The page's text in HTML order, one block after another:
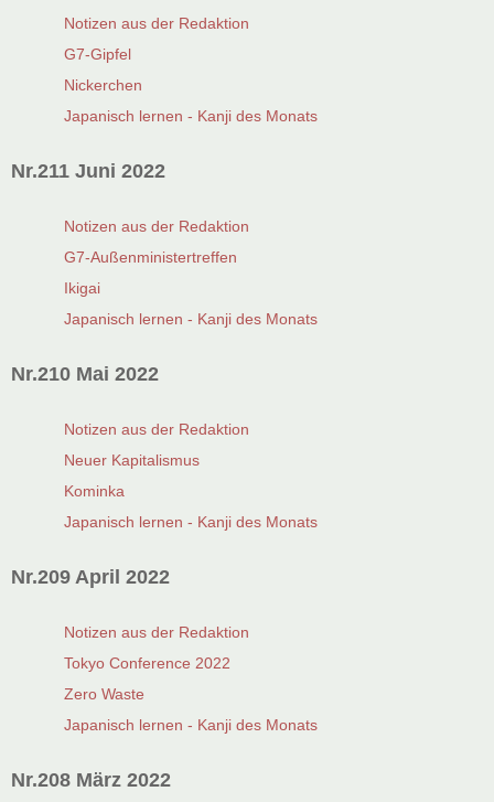
Notizen aus der Redaktion
G7-Gipfel
Nickerchen
Japanisch lernen - Kanji des Monats
Nr.211 Juni 2022
Notizen aus der Redaktion
G7-Außenministertreffen
Ikigai
Japanisch lernen - Kanji des Monats
Nr.210 Mai 2022
Notizen aus der Redaktion
Neuer Kapitalismus
Kominka
Japanisch lernen - Kanji des Monats
Nr.209 April 2022
Notizen aus der Redaktion
Tokyo Conference 2022
Zero Waste
Japanisch lernen - Kanji des Monats
Nr.208 März 2022